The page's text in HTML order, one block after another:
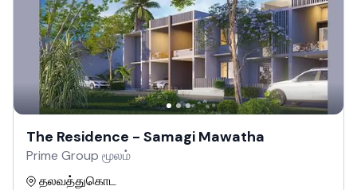
The Residence - Samagi Mawatha
Prime Group மூலம்
தலவத்துகொட